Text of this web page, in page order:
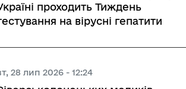
та надання висновків
регуляторного акта
регуляторних актів
проходить Тиждень
на вірусні гепатити
28 лип 2026 - 12:24